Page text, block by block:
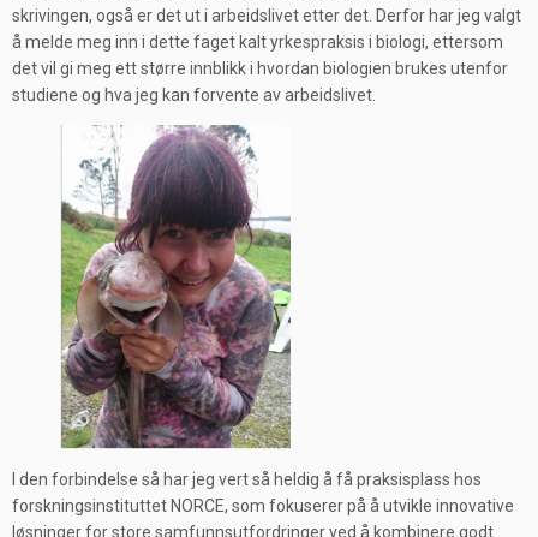
skrivingen, også er det ut i arbeidslivet etter det. Derfor har jeg valgt
å melde meg inn i dette faget kalt yrkespraksis i biologi, ettersom
det vil gi meg ett større innblikk i hvordan biologien brukes utenfor
studiene og hva jeg kan forvente av arbeidslivet.
I den forbindelse så har jeg vert så heldig å få praksisplass hos
forskningsinstituttet NORCE, som fokuserer på å utvikle innovative
løsninger for store samfunnsutfordringer ved å kombinere godt